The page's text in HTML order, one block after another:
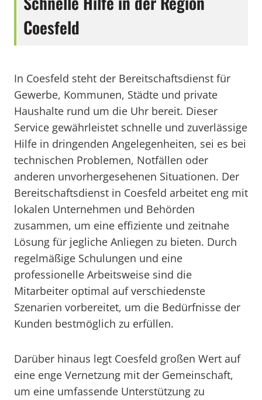
Coesfeld
In Coesfeld steht der Bereitschaftsdienst für
Gewerbe, Kommunen, Städte und private
Haushalte rund um die Uhr bereit. Dieser
Service gewährleistet schnelle und zuverlässige
Hilfe in dringenden Angelegenheiten, sei es bei
technischen Problemen, Notfällen oder
anderen unvorhergesehenen Situationen. Der
Bereitschaftsdienst in Coesfeld arbeitet eng mit
lokalen Unternehmen und Behörden
zusammen, um eine effiziente und zeitnahe
Lösung für jegliche Anliegen zu bieten. Durch
regelmäßige Schulungen und eine
professionelle Arbeitsweise sind die
Mitarbeiter optimal auf verschiedenste
Szenarien vorbereitet, um die Bedürfnisse der
Kunden bestmöglich zu erfüllen.
Darüber hinaus legt Coesfeld großen Wert auf
eine enge Vernetzung mit der Gemeinschaft,
um eine umfassende Unterstützung zu